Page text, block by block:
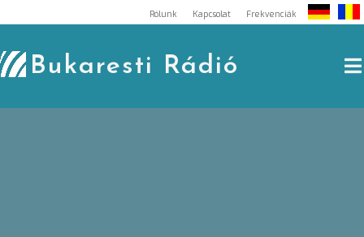
to
content
Rólunk Kapcsolat Frekvenciák
Bukaresti Rádió